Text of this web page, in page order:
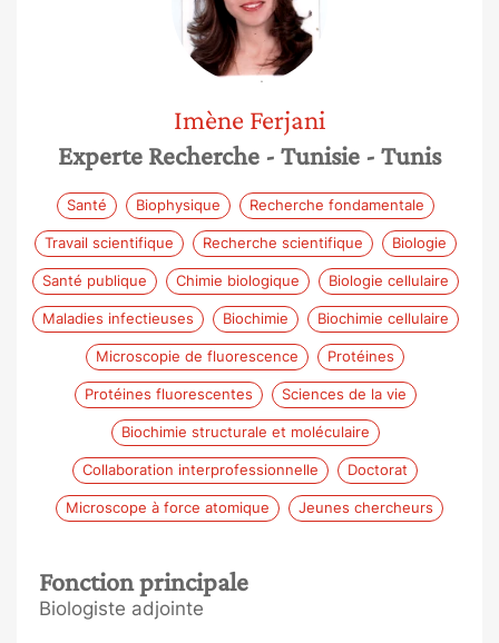
Imène Ferjani
Experte Recherche - Tunisie - Tunis
Santé Biophysique Recherche fondamentale
Travail scientifique Recherche scientifique Biologie
Santé publique Chimie biologique Biologie cellulaire
Maladies infectieuses Biochimie Biochimie cellulaire
Microscopie de fluorescence Protéines
Protéines fluorescentes Sciences de la vie
Biochimie structurale et moléculaire
Collaboration interprofessionnelle Doctorat
Microscope à force atomique Jeunes chercheurs
Fonction principale
Biologiste adjointe